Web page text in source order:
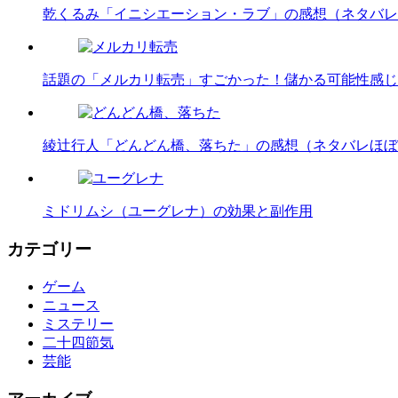
乾くるみ「イニシエーション・ラブ」の感想（ネタバレ
話題の「メルカリ転売」すごかった！儲かる可能性感
綾辻行人「どんどん橋、落ちた」の感想（ネタバレほぼ
ミドリムシ（ユーグレナ）の効果と副作用
カテゴリー
ゲーム
ニュース
ミステリー
二十四節気
芸能